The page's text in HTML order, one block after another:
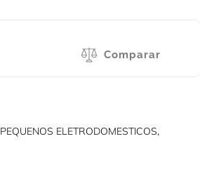
Comparar
PEQUENOS ELETRODOMESTICOS,